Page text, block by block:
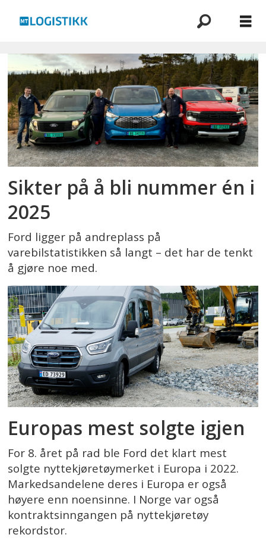
Emne:
ford
ranger
Sikter på å bli nummer én i
2025
Ford ligger på andreplass på
varebilstatistikken så langt – det har de tenkt
å gjøre noe med.
Europas mest solgte igjen
For 8. året på rad ble Ford det klart mest
solgte nyttekjøretøymerket i Europa i 2022.
Markedsandelene deres i Europa er også
høyere enn noensinne. I Norge var også
kontraktsinngangen på nyttekjøretøy
rekordstor.